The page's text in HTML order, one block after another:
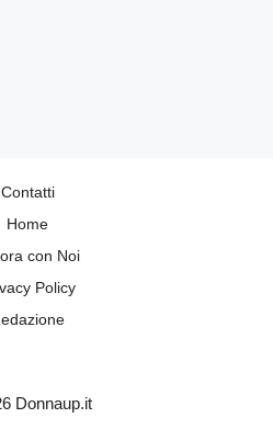
Contatti
Home
con Noi
Policy
Donnaup.it